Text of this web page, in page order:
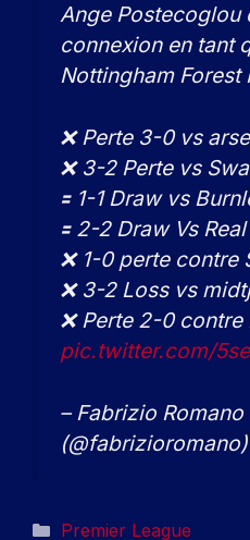
Ange Postecoglou
connexion en tant
Nottingham Forest
❌ Perte 3-0 vs
❌ 3-2 Perte vs
🟰 1-1 Draw vs
🟰 2-2 Draw Vs
❌ 1-0 perte contre
❌ 3-2 Loss vs
❌ Perte 2-0
pic.twitter.com/
– Fabrizio Romano
(@fabrizioromano)
Catégories
Premier League